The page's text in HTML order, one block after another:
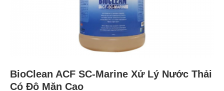
BioClean ACF SC-Marine Xử Lý Nước Thải
Có Độ Mặn Cao